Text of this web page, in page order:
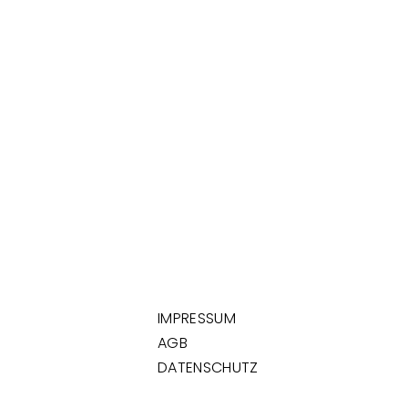
IMPRESSUM
AGB
DATENSCHUTZ